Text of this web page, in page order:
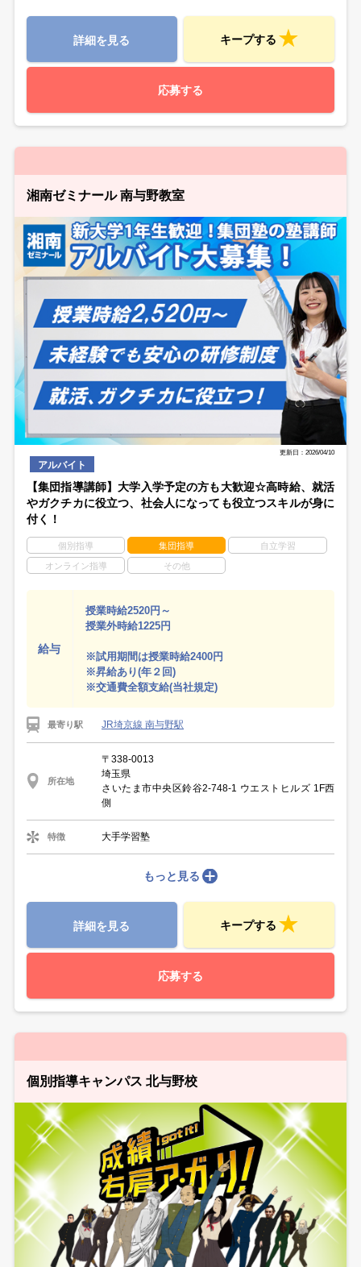
詳細を見る キープする
応募する
湘南ゼミナール 南与野教室
更新日：2026/04/10
アルバイト
【集団指導講師】大学入学予定の方も大歓迎☆高時給、就活
やガクチカに役立つ、社会人になっても役立つスキルが身に
付く！
個別指導 集団指導 自立学習
オンライン指導 その他
給与
授業時給2520円～
授業外時給1225円
※試用期間は授業時給2400円
※昇給あり(年２回)
※交通費全額支給(当社規定)
最寄り駅 JR埼京線 南与野駅
所在地
〒338-0013
埼玉県
さいたま市中央区鈴谷2-748-1 ウエストヒルズ 1F西
側
特徴 大手学習塾
もっと見る
詳細を見る キープする
応募する
個別指導キャンパス 北与野校